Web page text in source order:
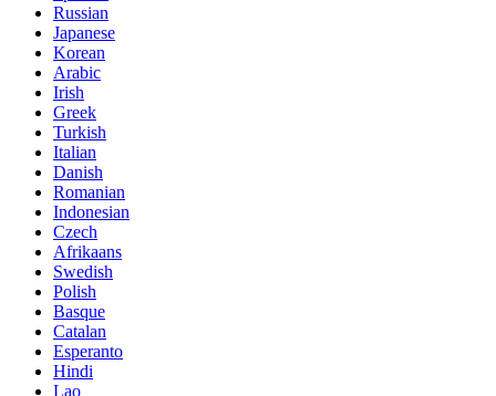
Russian
Japanese
Korean
Arabic
Irish
Greek
Turkish
Italian
Danish
Romanian
Indonesian
Czech
Afrikaans
Swedish
Polish
Basque
Catalan
Esperanto
Hindi
Lao